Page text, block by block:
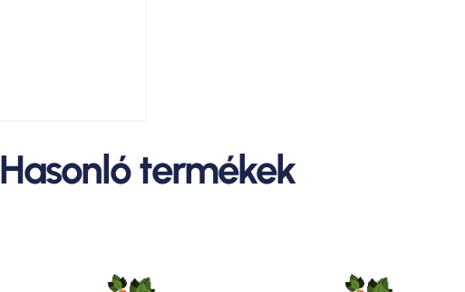
Hasonló termékek